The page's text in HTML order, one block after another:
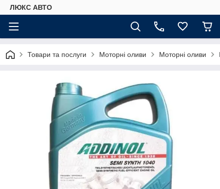
ЛЮКС АВТО
Товари та послуги Моторні оливи Моторні оливи